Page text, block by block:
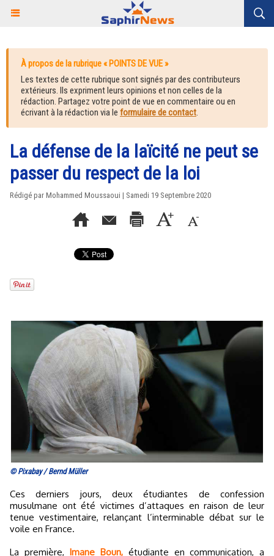
À propos de la rubrique « POINTS DE VUE »
Les textes de cette rubrique sont signés par des contributeurs
extérieurs. Ils expriment leurs opinions et non celles de la
rédaction. Partagez votre point de vue en commentaire ou en
écrivant à la rédaction via le formulaire de contact.
La défense de la laïcité ne peut se
passer du respect de la loi
Rédigé par Mohammed Moussaoui | Samedi 19 Septembre 2020
© Pixabay / Bernd Müller
Ces derniers jours, deux étudiantes de confession
musulmane ont été victimes d’attaques en raison de leur
tenue vestimentaire, relançant l’interminable débat sur le
voile en France.
La première, Imane Boun, étudiante en communication, a